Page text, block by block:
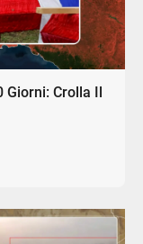
Giorni: Crolla Il